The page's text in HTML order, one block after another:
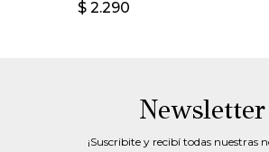
$ 2.290
Newsletter
¡Suscribite y recibí todas nuestras